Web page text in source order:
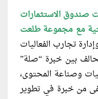
الاستثمارات
مع مجموعة طلعت
تجارب الفعاليات
بين خبرة “صلة”
وصناعة المحتوى،
من خبرة في تطوير